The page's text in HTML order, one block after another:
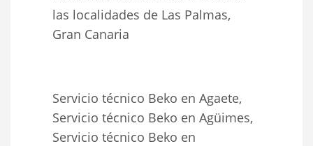
las localidades de Las Palmas,
Gran Canaria
Servicio técnico Beko en Agaete,
Servicio técnico Beko en Agüimes,
Servicio técnico Beko en